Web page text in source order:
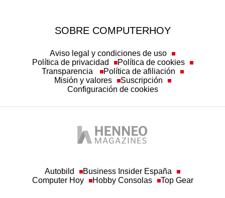
SOBRE COMPUTERHOY
Aviso legal y condiciones de uso
Política de privacidad
Política de cookies
Transparencia
Política de afiliación
Misión y valores
Suscripción
Configuración de cookies
Autobild
Business Insider España
Computer Hoy
Hobby Consolas Top Gear